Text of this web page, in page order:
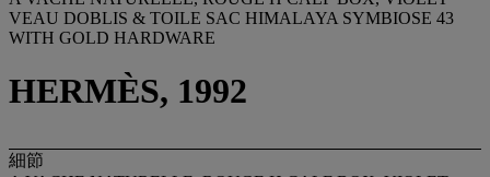
VEAU DOBLIS & TOILE SAC HIMALAYA SYMBIOSE 43
WITH GOLD HARDWARE
HERMÈS, 1992
細節